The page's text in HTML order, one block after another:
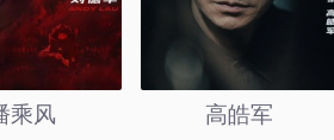
乘风 高皓军